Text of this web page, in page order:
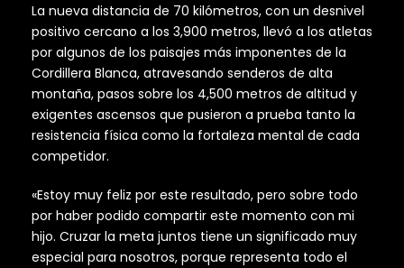
La nueva distancia de 70 kilómetros, con un desnivel
positivo cercano a los 3,900 metros, llevó a los atletas
por algunos de los paisajes más imponentes de la
Cordillera Blanca, atravesando senderos de alta
montaña, pasos sobre los 4,500 metros de altitud y
exigentes ascensos que pusieron a prueba tanto la
resistencia física como la fortaleza mental de cada
competidor.
«Estoy muy feliz por este resultado, pero sobre todo
por haber podido compartir este momento con mi
hijo. Cruzar la meta juntos tiene un significado muy
especial para nosotros, porque representa todo el